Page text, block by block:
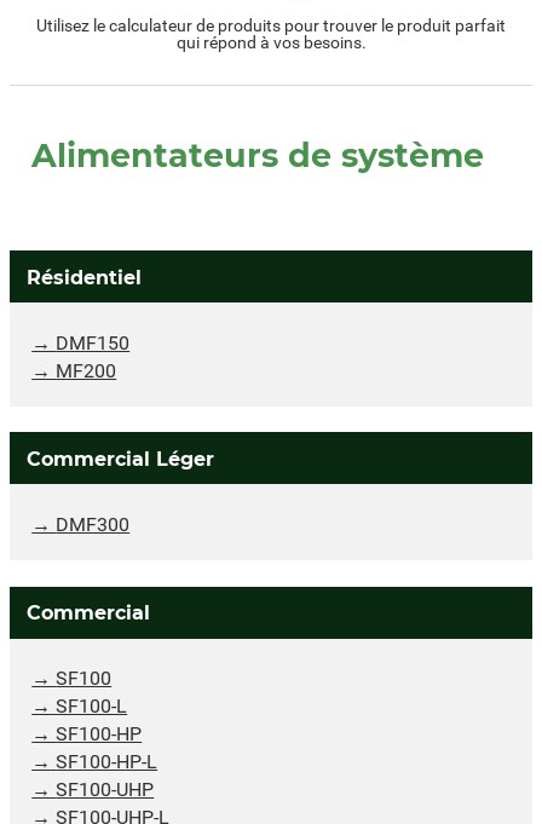
Utilisez le calculateur de produits pour trouver le produit parfait
qui répond à vos besoins.
Alimentateurs de système
Résidentiel
DMF150
MF200
Commercial Léger
DMF300
Commercial
SF100
SF100-L
SF100-HP
SF100-HP-L
SF100-UHP
SF100-UHP-L